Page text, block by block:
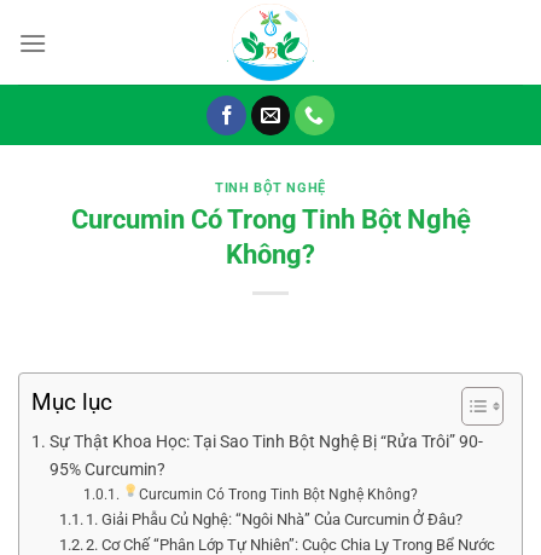
đến
TINH BỘT NGHỆ
Curcumin Có Trong Tinh Bột Nghệ
Không?
Mục lục
Sự Thật Khoa Học: Tại Sao Tinh Bột Nghệ Bị “Rửa Trôi” 90-
95% Curcumin?
Curcumin Có Trong Tinh Bột Nghệ Không?
1. Giải Phẫu Củ Nghệ: “Ngôi Nhà” Của Curcumin Ở Đâu?
2. Cơ Chế “Phân Lớp Tự Nhiên”: Cuộc Chia Ly Trong Bể Nước